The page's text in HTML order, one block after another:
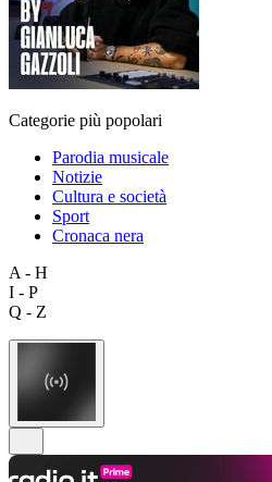
Categorie più popolari
Parodia musicale
Notizie
Cultura e società
Sport
Cronaca nera
A - H
I - P
Q - Z